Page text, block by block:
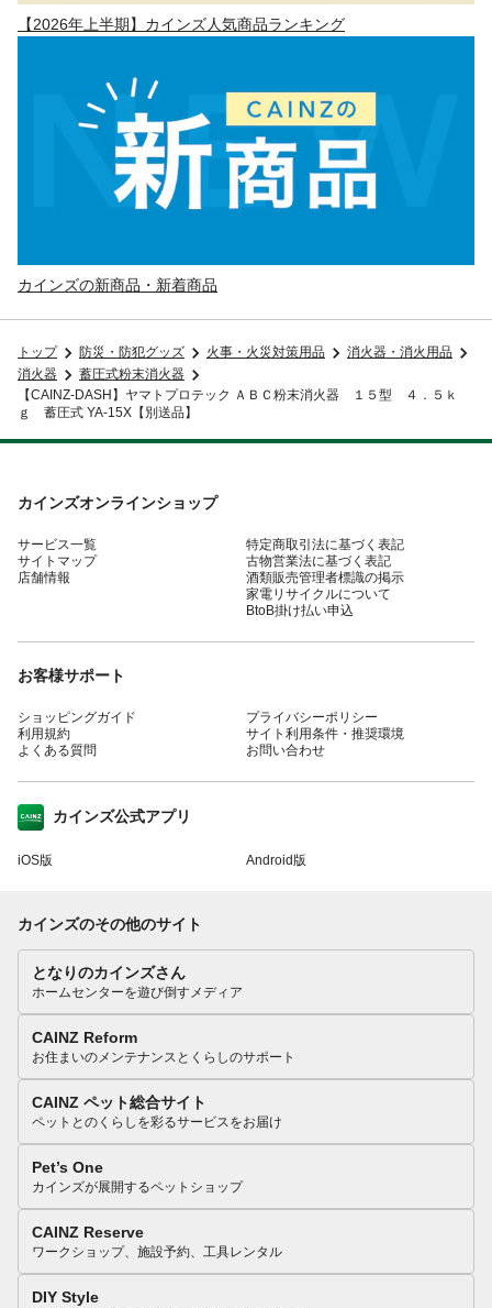
【2026年上半期】カインズ人気商品ランキング
カインズの新商品・新着商品
トップ 防災・防犯グッズ 火事・火災対策用品
消火器・消火用品
消火器
蓄圧式粉末消火器
【CAINZ-DASH】ヤマトプロテック ＡＢＣ粉末消火器 １５型 ４．５ｋ
ｇ 蓄圧式 YA-15X【別送品】
カインズオンラインショップ
サービス一覧
サイトマップ
店舗情報
特定商取引法に基づく表記
古物営業法に基づく表記
酒類販売管理者標識の掲示
家電リサイクルについて
BtoB掛け払い申込
お客様サポート
ショッピングガイド
利用規約
よくある質問
プライバシーポリシー
サイト利用条件・推奨環境
お問い合わせ
カインズ公式アプリ
iOS版 Android版
カインズのその他のサイト
となりのカインズさん
ホームセンターを遊び倒すメディア
CAINZ Reform
お住まいのメンテナンスとくらしのサポート
CAINZ ペット総合サイト
ペットとのくらしを彩るサービスをお届け
Pet’s One
カインズが展開するペットショップ
CAINZ Reserve
ワークショップ、施設予約、工具レンタル
DIY Style